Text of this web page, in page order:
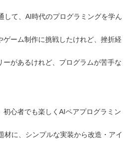
して、AI時代のプログラミングを学ん
ゲーム制作に挑戦したけれど、挫折経
ーがあるけれど、プログラムが苦手な
初心者でも楽しくAIペアプログラミン
材に、シンプルな実装から改造・アイ